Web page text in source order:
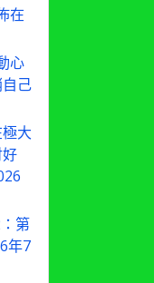
在
心
己
大
第
年7